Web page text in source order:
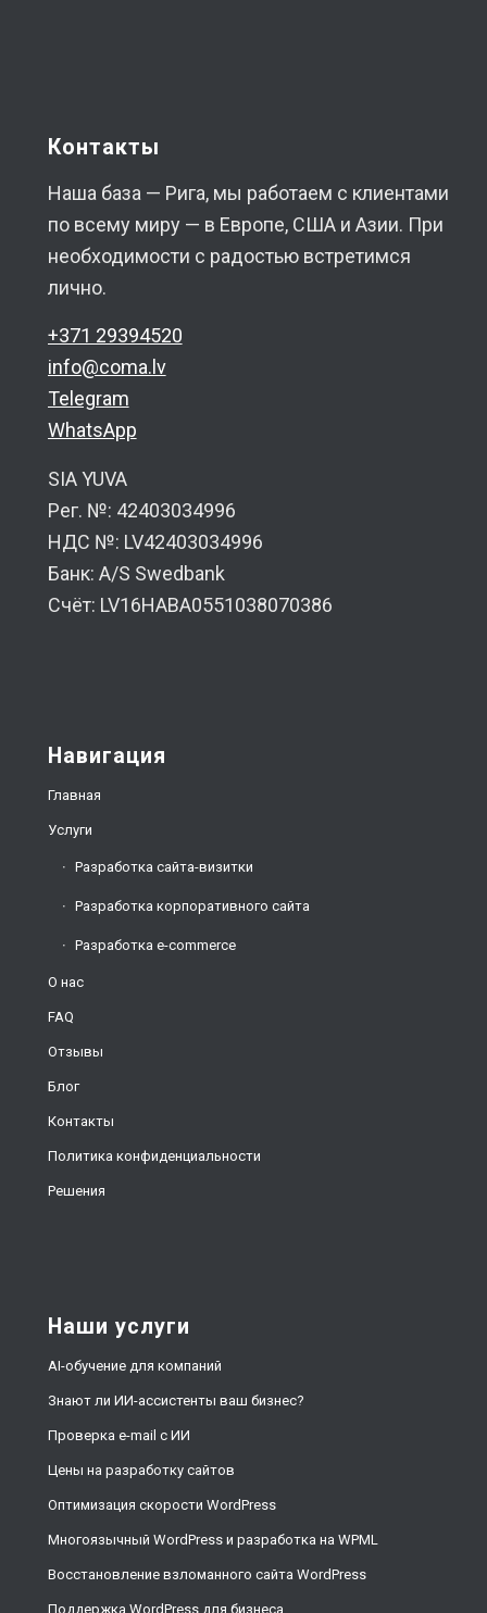
Контакты
Наша база — Рига, мы работаем с клиентами
по всему миру — в Европе, США и Азии. При
необходимости с радостью встретимся
лично.
+371 29394520
info@coma.lv
Telegram
WhatsApp
SIA YUVA
Рег. №: 42403034996
НДС №: LV42403034996
Банк: A/S Swedbank
Счёт: LV16HABA0551038070386
Навигация
Главная
Услуги
Разработка сайта-визитки
Разработка корпоративного сайта
Разработка e-commerce
О нас
FAQ
Отзывы
Блог
Контакты
Политика конфиденциальности
Решения
Наши услуги
AI-обучение для компаний
Знают ли ИИ-ассистенты ваш бизнес?
Проверка e-mail с ИИ
Цены на разработку сайтов
Оптимизация скорости WordPress
Многоязычный WordPress и разработка на WPML
Восстановление взломанного сайта WordPress
Поддержка WordPress для бизнеса